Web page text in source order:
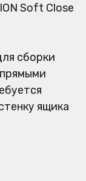
Soft Close
сборки
ящика